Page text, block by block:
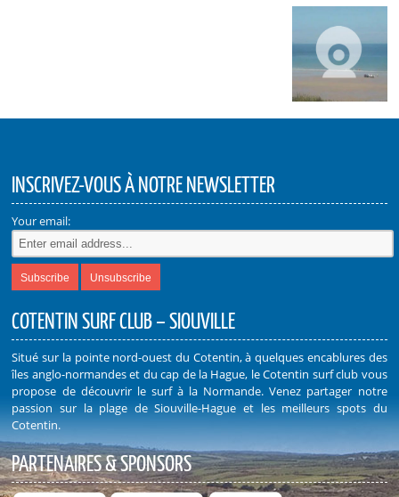
INSCRIVEZ-VOUS À NOTRE NEWSLETTER
Your email:
COTENTIN SURF CLUB – SIOUVILLE
Situé sur la pointe nord-ouest du Cotentin, à quelques encablures des
îles anglo-normandes et du cap de la Hague, le Cotentin surf club vous
propose de découvrir le surf à la Normande. Venez partager notre
passion sur la plage de Siouville-Hague et les meilleurs spots du
Cotentin.
PARTENAIRES & SPONSORS